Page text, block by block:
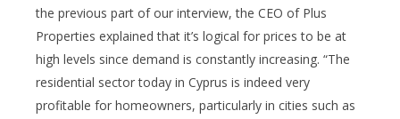
the previous part of our interview, the CEO of Plus
Properties explained that it’s logical for prices to be at
high levels since demand is constantly increasing. “The
residential sector today in Cyprus is indeed very
profitable for homeowners, particularly in cities such as